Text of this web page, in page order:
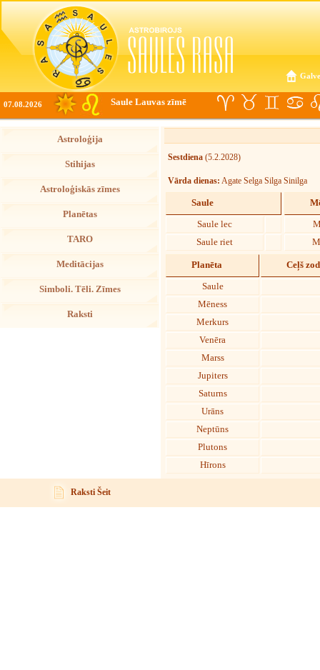
07.08.2026 Saule Lauvas zīmē
Astroloģija
Stihijas
Astroloģiskās zīmes
Planētas
TARO
Meditācijas
Simboli. Tēli. Zīmes
Raksti
Sestdiena (5.2.2028)
Vārda dienas: Agate Selga Silga Sinilga
Saule
Saule lec
Saule riet
Planēta Ceļš
Saule
Mēness
Merkurs
Venēra
Marss
Jupiters
Saturns
Urāns
Neptūns
Plutons
Hīrons
Raksti Šeit